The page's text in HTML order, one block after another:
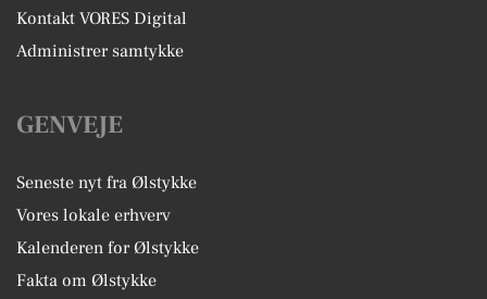
Kontakt VORES Digital
Administrer samtykke
GENVEJE
Seneste nyt fra Ølstykke
Vores lokale erhverv
Kalenderen for Ølstykke
Fakta om Ølstykke